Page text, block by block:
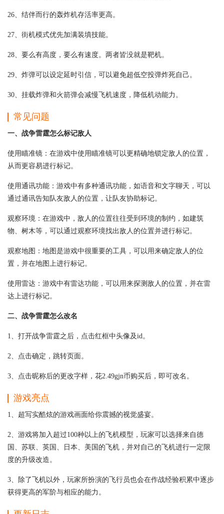
26、结伴而行的轰炸机存活率更高。
27、街机模式优先加满装填技能。
28、要么有高度，要么有速度。两者皆没就是靶机。
29、炸弹可以设定延时引信，可以避免超低空投弹炸死自己。
30、挂载炸弹和火箭弹会减慢飞机速度，降低机动能力。
常见问题
一、战争雷霆怎么标记敌人
使用瞄准镜：在游戏中使用瞄准镜可以更精确地锁定敌人的位置，
从而更容易进行标记。
使用通讯功能：游戏中有多种通讯功能，如语音和文字聊天，可以
通过通讯告知队友敌人的位置，让队友协助标记。
观察环境：在游戏中，敌人的位置往往受到环境的制约，如建筑
物、树木等，可以通过观察环境找出敌人的位置并进行标记。
观察地图：地图是游戏中很重要的工具，可以用来确定敌人的位
置，并在地图上进行标记。
使用雷达：游戏中有雷达功能，可以用来探测敌人的位置，并在雷
达上进行标记。
二、战争雷霆怎么改名
1、打开战争雷霆之后，点击红框中头像及id。
2、点击确定，跳转页面。
3、点击昵称后的更改字样，花2.49gjn币购买后，即可改名。
游戏亮点
1、超写实酷炫的游戏画面给你震撼的视觉盛宴。
2、游戏将加入超过100种以上的飞机模型，玩家可以选择来自德
国、苏联、英国、日本、美国的飞机，并对自己的飞机进行一定限
度的升级改造。
3、除了飞机以外，玩家所扮演的飞行员也会在作战经验积累中逐步
获得更高的军阶与相应的能力。